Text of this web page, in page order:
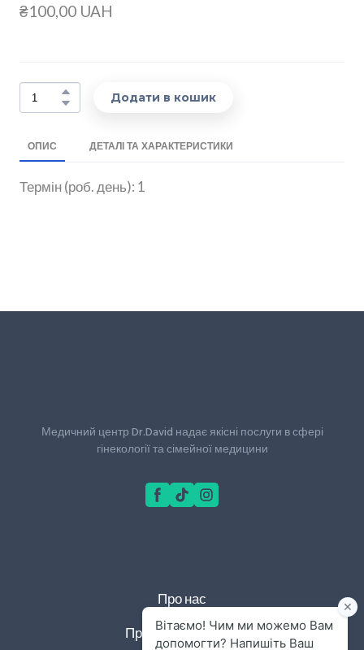
₴100,00 UAH
Додати в кошик
ОПИС ДЕТАЛІ ТА ХАРАКТЕРИСТИКИ
Термін (роб. день): 1
Медичний центр Dr.David надає якісні послуги в сфері
гінекології та сімейної медицини
Про нас
Правила та умови